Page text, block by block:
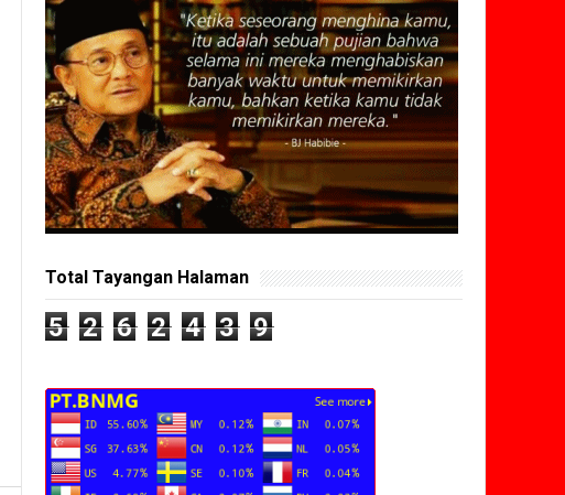
Total Tayangan Halaman
5 2 6 2 4 3 9